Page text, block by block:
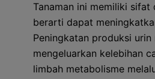
Tanaman ini memiliki sifat
berarti dapat
Peningkatan produksi
mengeluarkan kelebihan
limbah metabolisme